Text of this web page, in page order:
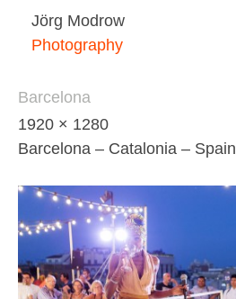
Jörg Modrow
Photography
Barcelona
1920 × 1280
Barcelona – Catalonia – Spain